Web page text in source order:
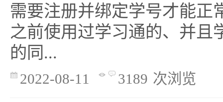
需要注册并绑定学号才能正
之前使用过学习通的、并且
的同...
2022-08-11 3189 次浏览